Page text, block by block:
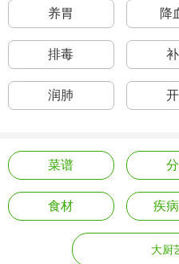
养胃 降
排毒
润肺
菜谱
食材 疾
大厨